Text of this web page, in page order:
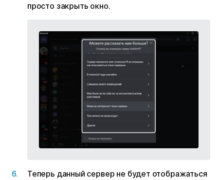
просто закрыть окно.
Теперь данный сервер не будет отображаться